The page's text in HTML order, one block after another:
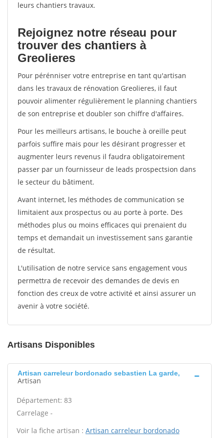
leurs chantiers travaux.
Rejoignez notre réseau pour
trouver des chantiers à
Greolieres
Pour pérénniser votre entreprise en tant qu'artisan
dans les travaux de rénovation Greolieres, il faut
pouvoir alimenter régulièrement le planning chantiers
de son entreprise et doubler son chiffre d'affaires.
Pour les meilleurs artisans, le bouche à oreille peut
parfois suffire mais pour les désirant progresser et
augmenter leurs revenus il faudra obligatoirement
passer par un fournisseur de leads prospectsion dans
le secteur du bâtiment.
Avant internet, les méthodes de communication se
limitaient aux prospectus ou au porte à porte. Des
méthodes plus ou moins efficaces qui prenaient du
temps et demandait un investissement sans garantie
de résultat.
L'utilisation de notre service sans engagement vous
permettra de recevoir des demandes de devis en
fonction des creux de votre activité et ainsi assurer un
avenir à votre société.
Artisans Disponibles
Artisan carreleur bordonado sebastien La garde,
Artisan
Département: 83
Carrelage -
Voir la fiche artisan : Artisan carreleur bordonado